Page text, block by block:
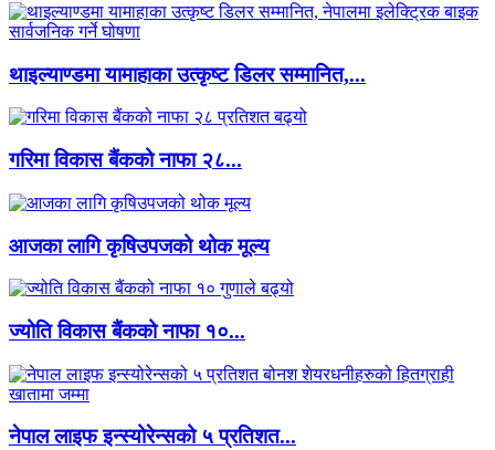
थाइल्याण्डमा यामाहाका उत्कृष्ट डिलर सम्मानित,...
गरिमा विकास बैंकको नाफा २८...
आजका लागि कृषिउपजको थोक मूल्य
ज्योति विकास बैंकको नाफा १०...
नेपाल लाइफ इन्स्योरेन्सको ५ प्रतिशत...